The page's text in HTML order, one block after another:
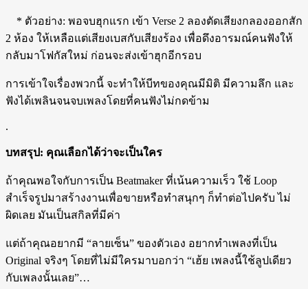
* ตัวอย่าง: พอจบฮุกแรก เข้า Verse 2 ลองตัดเสียงกลองออกสัก
2 ห้อง ให้เหลือแต่เสียงเบสกับเสียงร้อง เพื่อดึงอารมณ์คนฟังให้
กลับมาโฟกัสใหม่ ก่อนจะส่งเข้าฮุกอีกรอบ
การเข้าใจเรื่องพวกนี้ จะทำให้บีทของคุณมีมิติ มีความลึก และ
ฟังได้เพลินจนจบเพลงโดยที่คนฟังไม่กดข้าม
.
บทสรุป: คุณเลือกได้ว่าจะเป็นใคร
ถ้าคุณพอใจกับการเป็น Beatmaker ที่เน้นความเร็ว ใช้ Loop
สำเร็จรูปมาสร้างงานเพื่อขายหรือทำสนุกๆ ก็ทำต่อไปครับ ไม่
ผิดเลย มันเป็นสกิลที่มีค่า
แต่ถ้าคุณอยากมี “ลายเซ็น” ของตัวเอง อยากทำเพลงที่เป็น
Original จริงๆ โดยที่ไม่มีใครมาบอกว่า “เฮ้ย เพลงนี้ใช้ลูปเดียว
กับเพลงนั้นเลย”…